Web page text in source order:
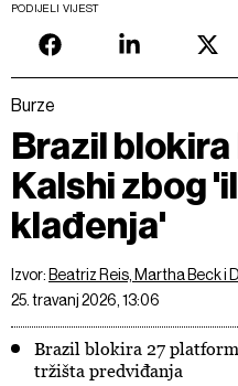
PODIJELI VIJEST
Burze
Brazil
Kalshi zbog
klađenja'
Izvor: Beatriz Reis, Martha Beck i
25. travanj 2026, 13:06
Brazil blokira 27
tržišta predviđanja